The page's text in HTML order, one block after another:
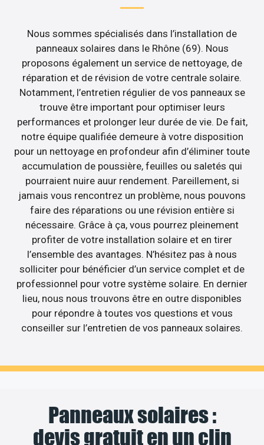
Nous sommes spécialisés dans l’installation de
panneaux solaires dans le Rhône (69). Nous
proposons également un service de nettoyage, de
réparation et de révision de votre centrale solaire.
Notamment, l’entretien régulier de vos panneaux se
trouve être important pour optimiser leurs
performances et prolonger leur durée de vie. De fait,
notre équipe qualifiée demeure à votre disposition
pour un nettoyage en profondeur afin d’éliminer toute
accumulation de poussière, feuilles ou saletés qui
pourraient nuire auur rendement. Pareillement, si
jamais vous rencontrez un problème, nous pouvons
faire des réparations ou une révision entière si
nécessaire. Grâce à ça, vous pourrez pleinement
profiter de votre installation solaire et en tirer
l’ensemble des avantages. N’hésitez pas à nous
solliciter pour bénéficier d’un service complet et de
professionnel pour votre système solaire. En dernier
lieu, nous nous trouvons être en outre disponibles
pour répondre à toutes vos questions et vous
conseiller sur l’entretien de vos panneaux solaires.
Panneaux solaires :
devis gratuit en un clin